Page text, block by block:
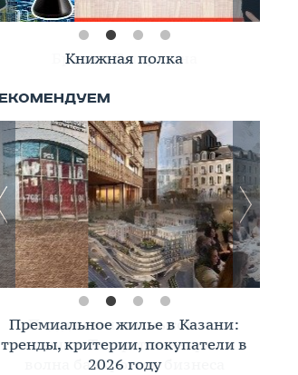
Книжная полка
Премиальное жилье в Казани:
тренды, критерии, покупатели в
2026 году